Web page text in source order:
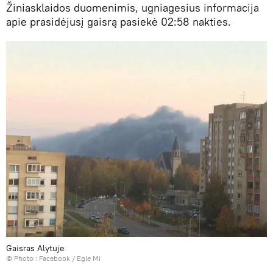
Žiniasklaidos duomenimis, ugniagesius informacija
apie prasidėjusį gaisrą pasiekė 02:58 nakties.
Gaisras Alytuje
© Photo : Facеbook / Egle Mi